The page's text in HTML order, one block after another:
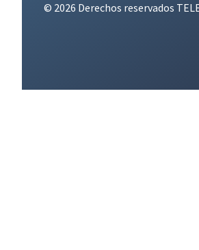
© 2026 Derechos reservados